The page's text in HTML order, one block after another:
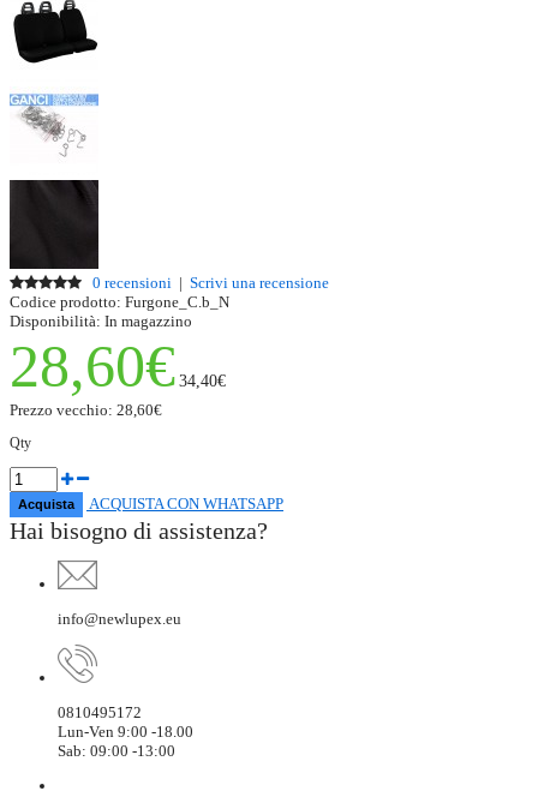
0 recensioni | Scrivi una recensione
Codice prodotto: Furgone_C.b_N
Disponibilità: In magazzino
28,60€ 34,40€
Prezzo vecchio: 28,60€
Qty
ACQUISTA CON WHATSAPP
Hai bisogno di assistenza?
info@newlupex.eu
0810495172
Lun-Ven 9:00 -18.00
Sab: 09:00 -13:00